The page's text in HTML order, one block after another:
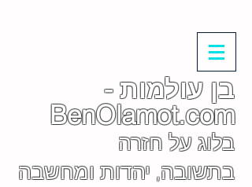
בן עולמות -
BenOlamot.com
בלוג על חזרה
בתשובה, יהדות ומחשבה